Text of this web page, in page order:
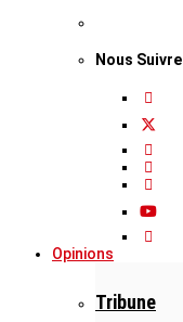
Nous Suivre
Opinions
Tribune